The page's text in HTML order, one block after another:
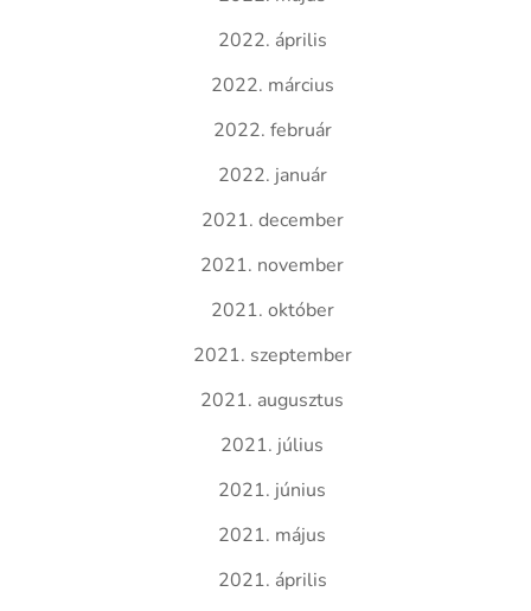
2022. április
2022. március
2022. február
2022. január
2021. december
2021. november
2021. október
2021. szeptember
2021. augusztus
2021. július
2021. június
2021. május
2021. április